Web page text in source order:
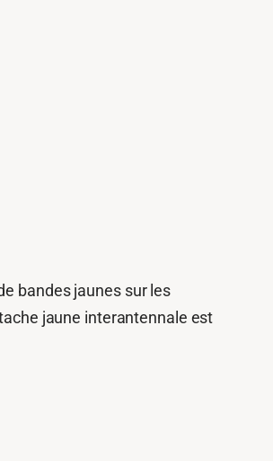
bandes jaunes sur les
jaune interantennale est